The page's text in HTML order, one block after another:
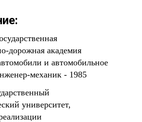
дорожная академия
и автомобильное
механик - 1985
университет,